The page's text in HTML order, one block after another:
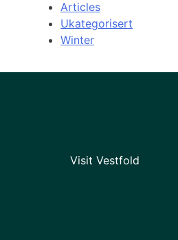
Articles
Ukategorisert
Winter
Visit Vestfold